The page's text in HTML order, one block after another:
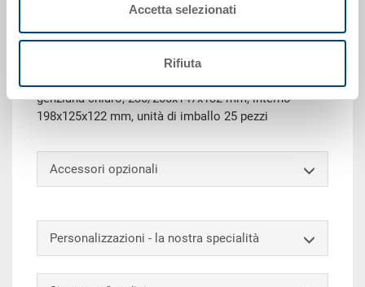
Accetta selezionati
Rifiuta
Dati tecnici
genziana chiaro, 230/200x147x132 mm, interno
198x125x122 mm, unità di imballo 25 pezzi
Accessori opzionali
Personalizzazioni - la nostra specialità